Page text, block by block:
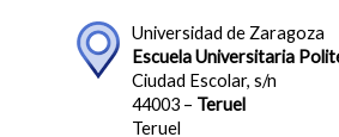
Universidad de Zaragoza
Escuela Universitaria
Ciudad Escolar, s/n
44003 – Teruel
Teruel